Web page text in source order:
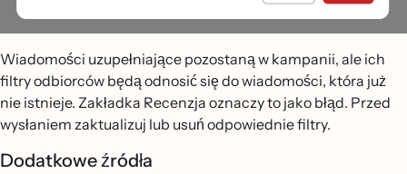
Wiadomości uzupełniające pozostaną w kampanii, ale ich
filtry odbiorców będą odnosić się do wiadomości, która już
nie istnieje. Zakładka Recenzja oznaczy to jako błąd. Przed
wysłaniem zaktualizuj lub usuń odpowiednie filtry.
Dodatkowe źródła